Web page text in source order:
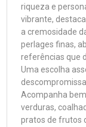
riqueza e
vibrante,
a cremosidade
perlages finas,
referências que
Uma escolha
Acompanha
verduras,
pratos de frutos